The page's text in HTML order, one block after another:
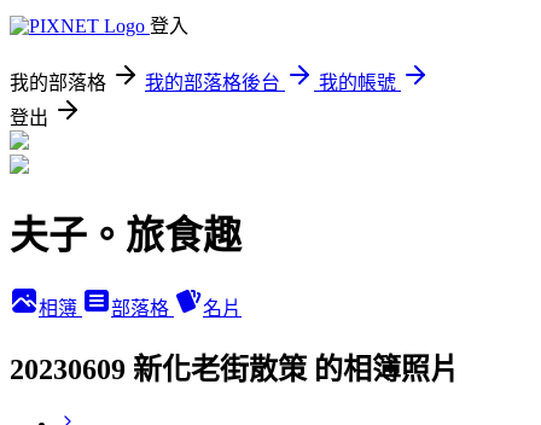
登入
我的部落格 我的部落格後台
我的帳號
登出
夫子。旅食趣
相簿 部落格 名片
20230609 新化老街散策 的相簿照片